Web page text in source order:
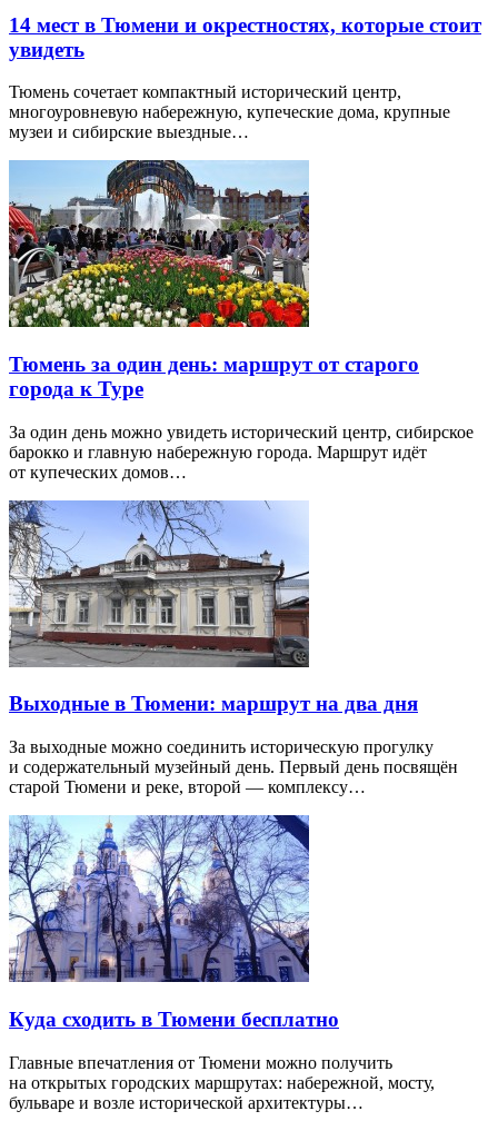
14 мест в Тюмени и окрестностях, которые стоит
увидеть
Тюмень сочетает компактный исторический центр,
многоуровневую набережную, купеческие дома, крупные
музеи и сибирские выездные…
Тюмень за один день: маршрут от старого
города к Туре
За один день можно увидеть исторический центр, сибирское
барокко и главную набережную города. Маршрут идёт
от купеческих домов…
Выходные в Тюмени: маршрут на два дня
За выходные можно соединить историческую прогулку
и содержательный музейный день. Первый день посвящён
старой Тюмени и реке, второй — комплексу…
Куда сходить в Тюмени бесплатно
Главные впечатления от Тюмени можно получить
на открытых городских маршрутах: набережной, мосту,
бульваре и возле исторической архитектуры…